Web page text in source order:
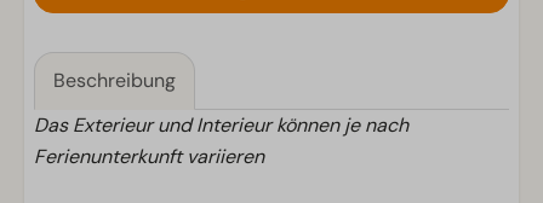
Beschreibung
Das Exterieur und Interieur können je nach
Ferienunterkunft variieren